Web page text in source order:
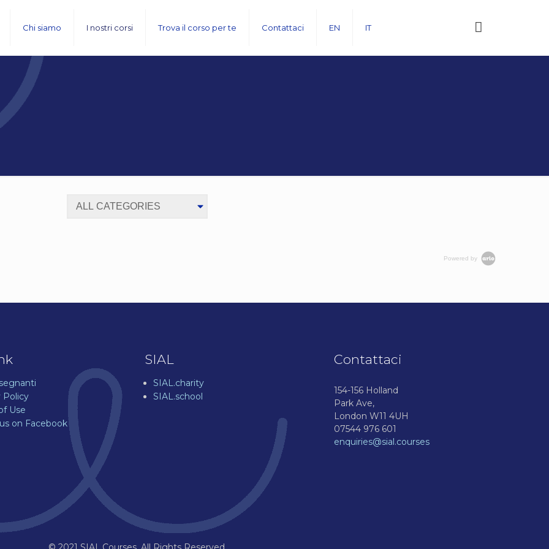
Chi siamo I nostri corsi Trova il corso per te Contattaci EN IT
Powered by
Policy
Use
on Facebook
SIAL
SIAL.charity
SIAL.school
Contattaci
154-156 Holland
Park Ave,
London W11 4UH
07544 976 601
enquiries@sial.courses